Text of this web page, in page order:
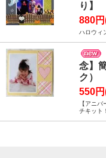
り】
880
ハロウィ
念】
ク）
550
【アニ
チキット！